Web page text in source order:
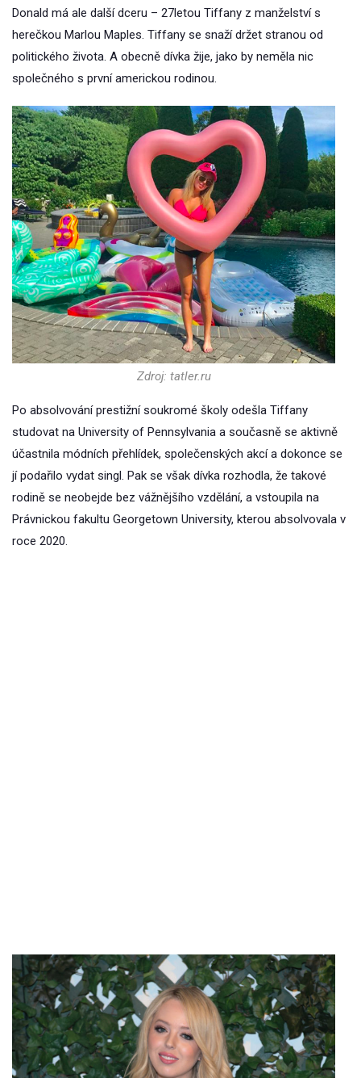
Donald má ale další dceru – 27letou Tiffany z manželství s
herečkou Marlou Maples. Tiffany se snaží držet stranou od
politického života. A obecně dívka žije, jako by neměla nic
společného s první americkou rodinou.
Zdroj: tatler.ru
Po absolvování prestižní soukromé školy odešla Tiffany
studovat na University of Pennsylvania a současně se aktivně
účastnila módních přehlídek, společenských akcí a dokonce se
jí podařilo vydat singl. Pak se však dívka rozhodla, že takové
rodině se neobejde bez vážnějšího vzdělání, a vstoupila na
Právnickou fakultu Georgetown University, kterou absolvovala v
roce 2020.